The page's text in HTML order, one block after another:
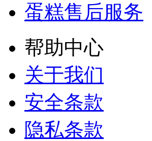
蛋糕售后服务
帮助中心
关于我们
安全条款
隐私条款